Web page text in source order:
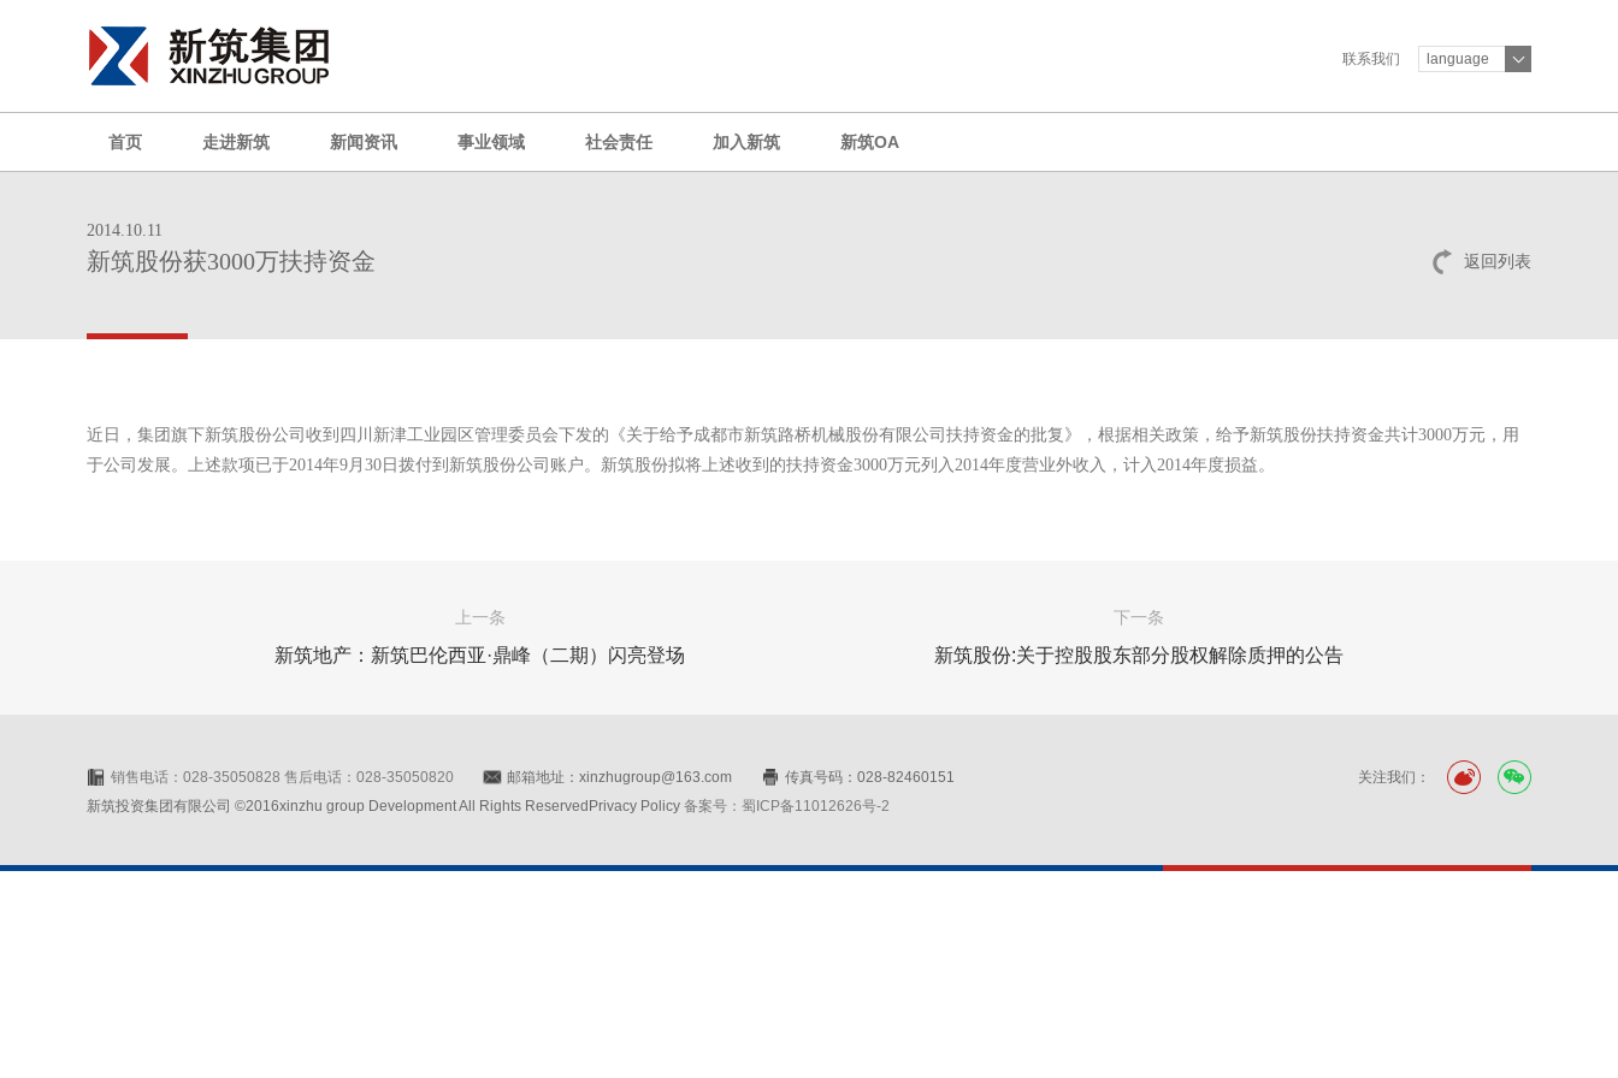
联系我们 language
首页 走进新筑 新闻资讯 事业领域 社会责任 加入新筑 新筑OA
返回列表
2014.10.11
新筑股份获3000万扶持资金
近日，集团旗下新筑股份公司收到四川新津工业园区管理委员会下发的《关于给予成都市新筑路桥机械股份有限公司扶持资金的批复》，根据相关政策，给予新筑股份扶持资金共计3000万元，用
于公司发展。上述款项已于2014年9月30日拨付到新筑股份公司账户。新筑股份拟将上述收到的扶持资金3000万元列入2014年度营业外收入，计入2014年度损益。
上一条
新筑地产：新筑巴伦西亚·鼎峰（二期）闪亮登场
下一条
新筑股份:关于控股股东部分股权解除质押的公告
关注我们：
销售电话：028-35050828 售后电话：028-35050820 邮箱地址：xinzhugroup@163.com
传真号码：028-82460151
新筑投资集团有限公司 ©2016xinzhu group Development All Rights ReservedPrivacy Policy 备案号：蜀ICP备11012626号-2